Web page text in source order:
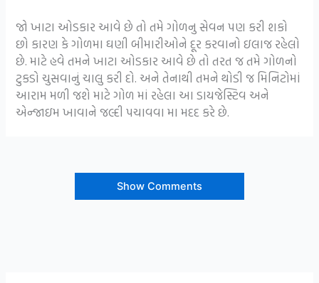
જો ખાટા ઓડકાર આવે છે તો તમે ગોળનુ સેવન પણ કરી શકો
છો કારણ કે ગોળમા ઘણી બીમારીઓને દૂર કરવાનો ઇલાજ રહેલો
છે. માટે હવે તમને ખાટા ઓડકાર આવે છે તો તરત જ તમે ગોળનો
ટુકડો ચુસવાનું ચાલુ કરી દો. અને તેનાથી તમને થોડી જ મિનિટોમાં
આરામ મળી જશે માટે ગોળ માં રહેલા આ ડાયજેસ્ટિવ અને
એન્જાઇમ ખાવાને જલ્દી પચાવવા મા મદદ કરે છે.
Show Comments